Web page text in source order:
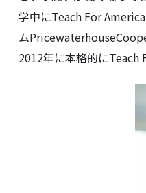
学中にTeach For
ム
2012年に本格的にTeach